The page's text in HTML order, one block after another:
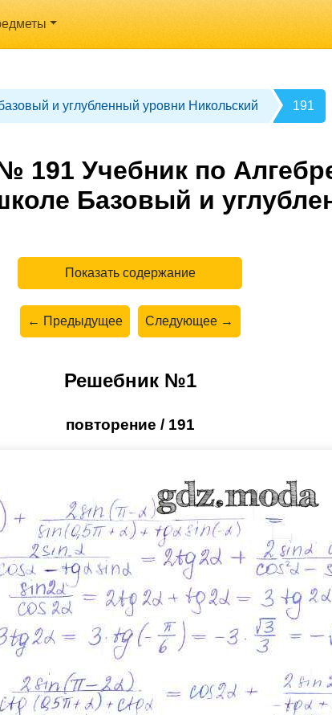
и углубленный уровни Никольский 191
191 Учебник по
Базовый и
Показать содержание
← Предыдущее Следующее →
Решебник №1
повторение / 191